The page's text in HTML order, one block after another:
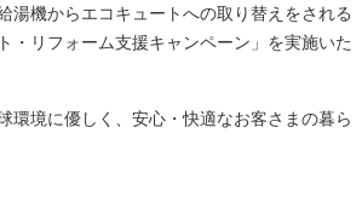
湯機からエコキュートへの取り替えをされる
リフォーム支援キャンペーン」を実施いた
環境に優しく、安心・快適なお客さまの暮ら